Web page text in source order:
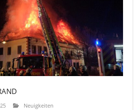
Neuigkeiten